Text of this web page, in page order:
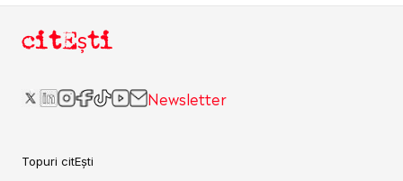
citEști
Newsletter
Topuri citEști